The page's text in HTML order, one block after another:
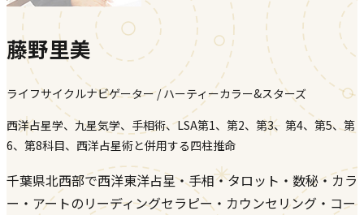
藤野里美
ライフサイクルナビゲーター / ハーティーカラー&スターズ
西洋占星学、九星気学、手相術、LSA第1、第2、第3、第4、第5、第
6、第8科目、西洋占星術と併用する四柱推命
千葉県北西部で西洋東洋占星・手相・タロット・数秘・カラ
ー・アートのリーディングセラピー・カウンセリング・コー